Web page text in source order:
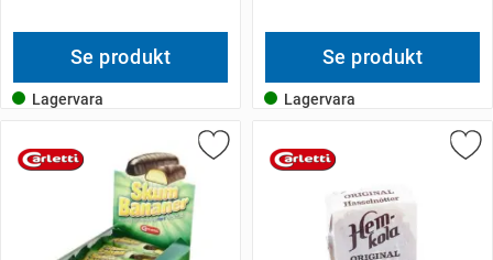
Se produkt
Lagervara
Se produkt
Lagervara